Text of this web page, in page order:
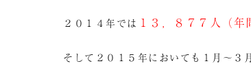
２０１４年では １３，８７７人（年
そして２０１５年においても１月～３